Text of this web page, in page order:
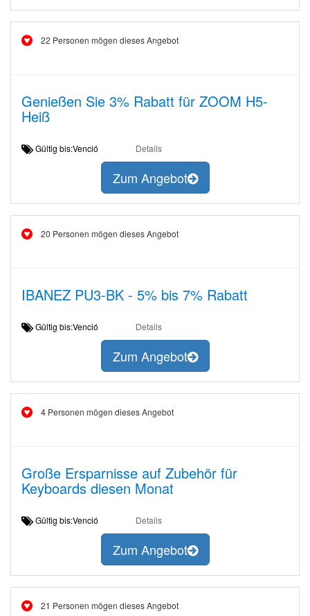
22 Personen mögen dieses Angebot
Genießen Sie 3% Rabatt für ZOOM H5-
Heiß
Gültig bis:Venció Details
Zum Angebot
20 Personen mögen dieses Angebot
IBANEZ PU3-BK - 5% bis 7% Rabatt
Gültig bis:Venció Details
Zum Angebot
4 Personen mögen dieses Angebot
Große Ersparnisse auf Zubehör für
Keyboards diesen Monat
Gültig bis:Venció Details
Zum Angebot
21 Personen mögen dieses Angebot